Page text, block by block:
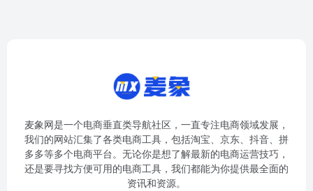
麦象网是一个电商垂直类导航社区，一直专注电商领域发展，
我们的网站汇集了各类电商工具，包括淘宝、京东、抖音、拼
多多等多个电商平台。无论你是想了解最新的电商运营技巧，
还是要寻找方便可用的电商工具，我们都能为你提供最全面的
资讯和资源。